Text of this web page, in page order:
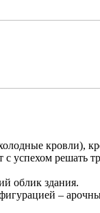
кровли),
успехом решать
облик здания.
–